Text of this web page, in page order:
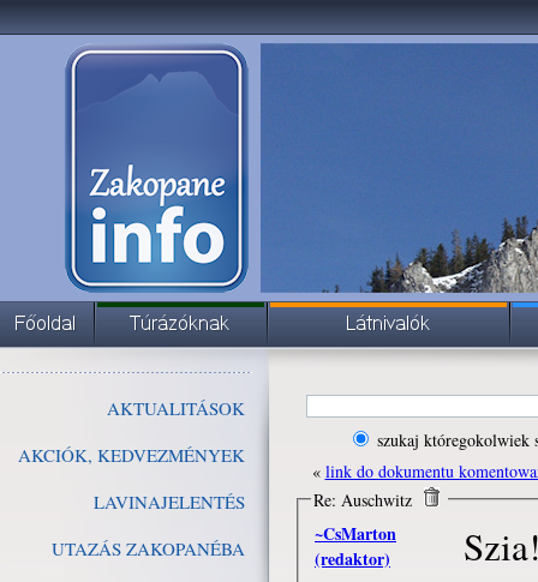
AKTUALITÁSOK
AKCIÓK, KEDVEZMÉNYEK
LAVINAJELENTÉS
UTAZÁS ZAKOPANÉBA
szukaj któregokolwiek
« link do dokumentu
Re: Auschwitz
~CsMarton
(redaktor)